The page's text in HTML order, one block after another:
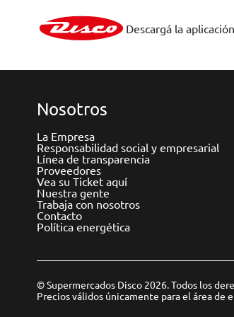
Descargá la
Nosotros
La Empresa
Responsabilidad social y empresarial
Línea de transparencia
Proveedores
Vea su Ticket aquí
Nuestra gente
Trabaja con nosotros
Contacto
Política energética
© Supermercados Disco 2026. Todos los
Precios válidos únicamente para el área de